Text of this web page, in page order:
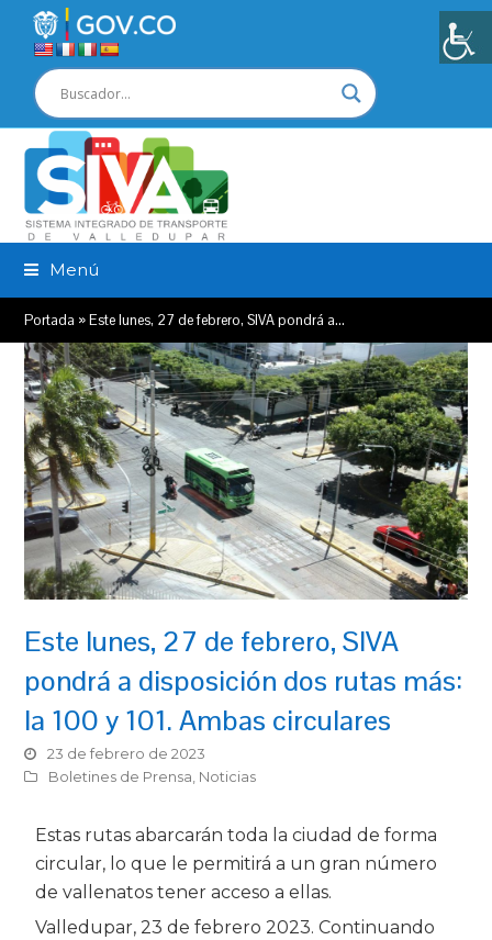
Menú
Portada »Este lunes, 27 de febrero, SIVA pondrá a…
Este lunes, 27 de febrero, SIVA
pondrá a disposición dos rutas más:
la 100 y 101. Ambas circulares
23 de febrero de 2023
Boletines de Prensa Noticias
Estas rutas abarcarán toda la ciudad de forma
circular, lo que le permitirá a un gran número
de vallenatos tener acceso a ellas.
Valledupar, 23 de febrero 2023. Continuando